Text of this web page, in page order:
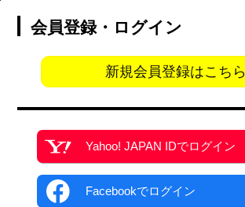
会員登録・ログイン
新規会員登録はこちら
Yahoo! JAPAN IDでログイン
Facebookでログイン